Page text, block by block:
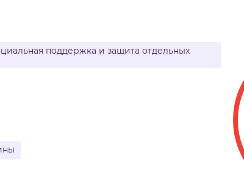
поддержка и защита отдельных